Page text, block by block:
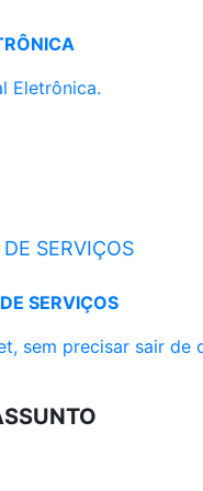
Eletrônica.
SERVIÇOS
SERVIÇOS
sem precisar sair de